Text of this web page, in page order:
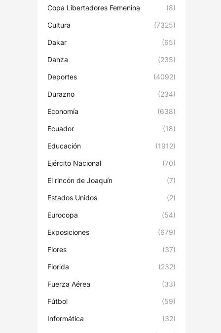
Copa Libertadores Femenina (8)
Cultura (7325)
Dakar (65)
Danza (235)
Deportes (4092)
Durazno (234)
Economía (638)
Ecuador (18)
Educación (1912)
Ejército Nacional (70)
El rincón de Joaquín (7)
Estados Unidos (2)
Eurocopa (54)
Exposiciones (679)
Flores (37)
Florida (232)
Fuerza Aérea (33)
Fútbol (59)
Informática (32)